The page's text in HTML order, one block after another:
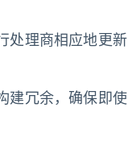
处理商相应地更新
建冗余，确保即使